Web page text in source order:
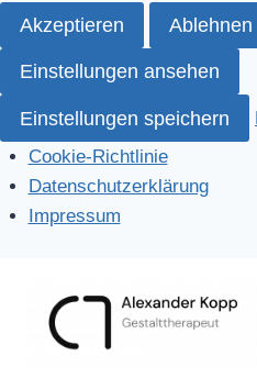
Akzeptieren Ablehnen
Einstellungen ansehen
Einstellungen speichern
Cookie-Richtlinie
Datenschutzerklärung
Impressum
springen